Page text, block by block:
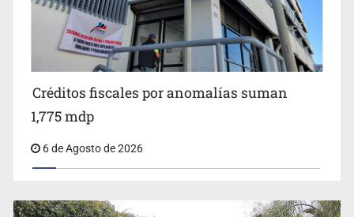
Créditos fiscales por anomalías suman
1,775 mdp
6 de Agosto de 2026